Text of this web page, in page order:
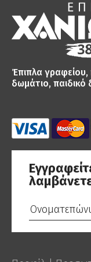
Έπιπλα γραφείου,
δωμάτιο, παιδικό